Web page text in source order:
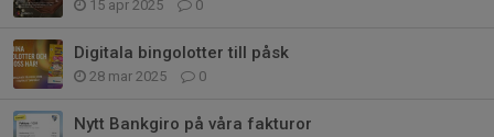
15 apr 2025 0
Digitala bingolotter till påsk
28 mar 2025 0
Nytt Bankgiro på våra fakturor